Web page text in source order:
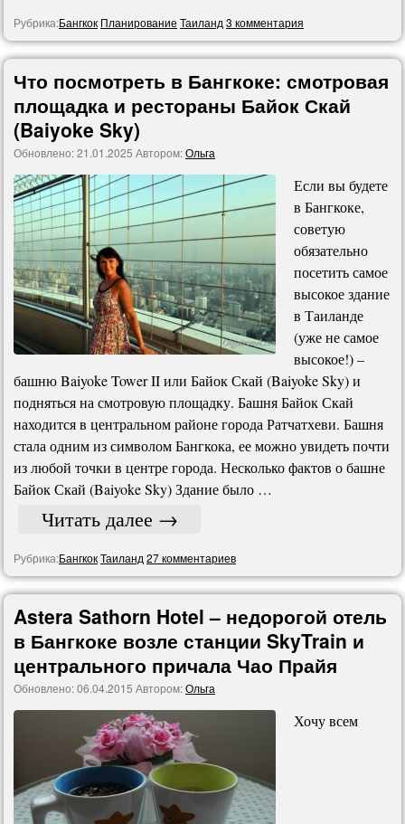
Рубрика:Бангкок Планирование Таиланд 3 комментария
Что посмотреть в Бангкоке: смотровая
площадка и рестораны Байок Скай
(Baiyoke Sky)
Обновлено:21.01.2025 Автором:Ольга
Если вы будете
в Бангкоке,
советую
обязательно
посетить самое
высокое здание
в Таиланде
(уже не самое
высокое!) –
башню Baiyoke Tower II или Байок Скай (Baiyoke Sky) и
подняться на смотровую площадку. Башня Байок Скай
находится в центральном районе города Ратчатхеви. Башня
стала одним из символом Бангкока, ее можно увидеть почти
из любой точки в центре города. Несколько фактов о башне
Байок Скай (Baiyoke Sky) Здание было …
Читать далее →
Рубрика:БангкокТаиланд 27 комментариев
Astera Sathorn Hotel – недорогой отель
в Бангкоке возле станции SkyTrain и
центрального причала Чао Прайя
Обновлено:06.04.2015 Автором:Ольга
Хочу всем